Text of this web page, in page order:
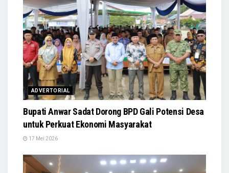
ADVERTORIAL
Bupati Anwar Sadat Dorong BPD Gali Potensi Desa
untuk Perkuat Ekonomi Masyarakat
17 Mei 2026